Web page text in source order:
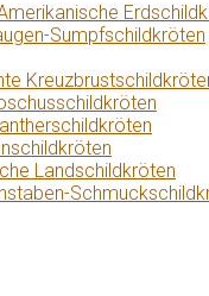
Sumpfschildkröten
Landschildkröten